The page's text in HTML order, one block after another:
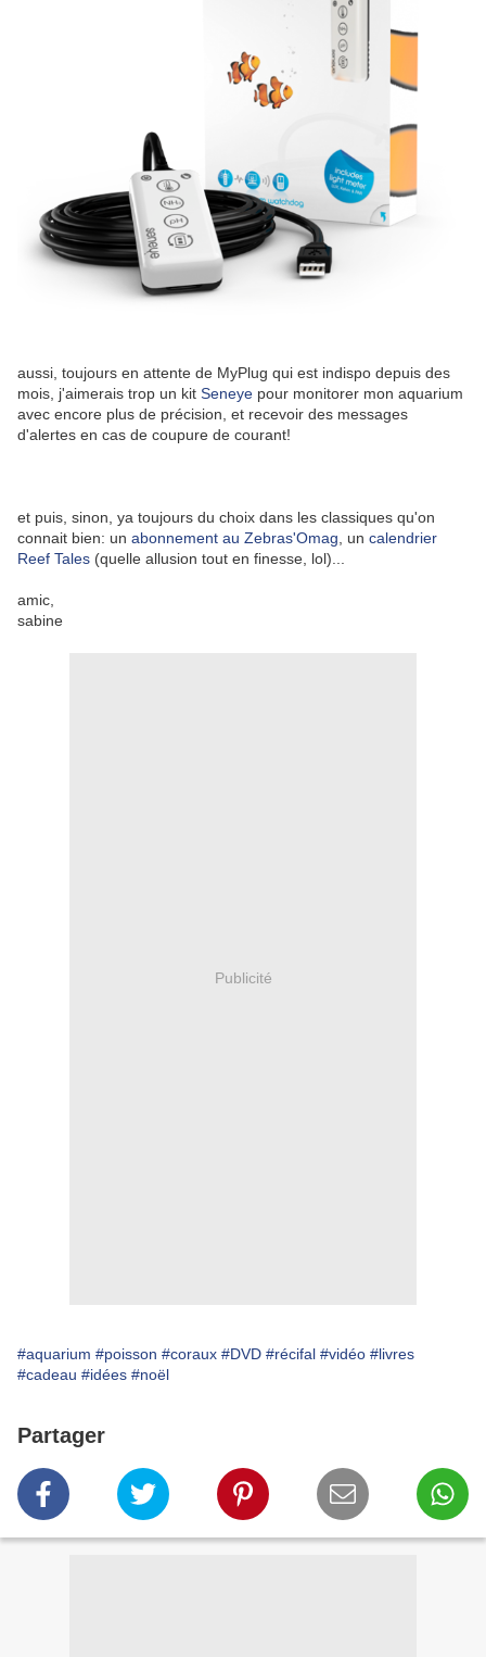
aussi, toujours en attente de MyPlug qui est indispo depuis des
mois, j'aimerais trop un kit Seneye pour monitorer mon aquarium
avec encore plus de précision, et recevoir des messages
d'alertes en cas de coupure de courant!
et puis, sinon, ya toujours du choix dans les classiques qu'on
connait bien: un abonnement au Zebras'Omag , un calendrier
Reef Tales (quelle allusion tout en finesse, lol)...
amic,
sabine
Publicité
#aquarium #poisson #coraux #DVD #récifal #vidéo #livres
#cadeau #idées #noël
Partager